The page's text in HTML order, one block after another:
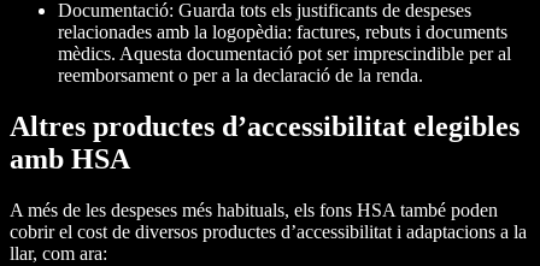
Documentació: Guarda tots els justificants de despeses
relacionades amb la logopèdia: factures, rebuts i documents
mèdics. Aquesta documentació pot ser imprescindible per al
reemborsament o per a la declaració de la renda.
Altres productes d’accessibilitat elegibles
amb HSA
A més de les despeses més habituals, els fons HSA també poden
cobrir el cost de diversos productes d’accessibilitat i adaptacions a la
llar, com ara: